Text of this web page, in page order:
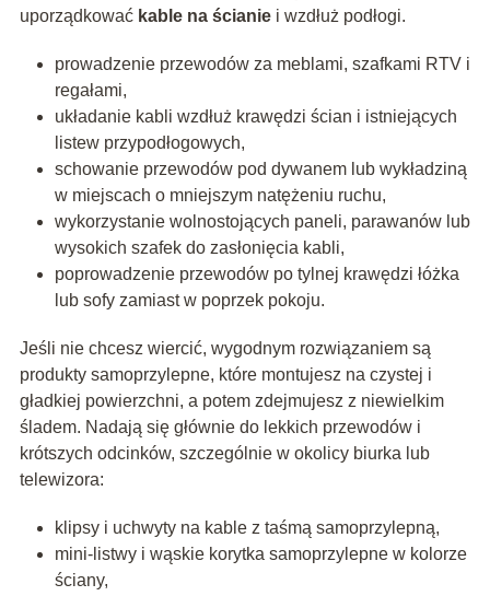
uporządkować kable na ścianiei wzdłuż podłogi.
prowadzenie przewodów za meblami, szafkami RTV i
regałami,
układanie kabli wzdłuż krawędzi ścian i istniejących
listew przypodłogowych,
schowanie przewodów pod dywanem lub wykładziną
w miejscach o mniejszym natężeniu ruchu,
wykorzystanie wolnostojących paneli, parawanów lub
wysokich szafek do zasłonięcia kabli,
poprowadzenie przewodów po tylnej krawędzi łóżka
lub sofy zamiast w poprzek pokoju.
Jeśli nie chcesz wiercić, wygodnym rozwiązaniem są
produkty samoprzylepne, które montujesz na czystej i
gładkiej powierzchni, a potem zdejmujesz z niewielkim
śladem. Nadają się głównie do lekkich przewodów i
krótszych odcinków, szczególnie w okolicy biurka lub
telewizora:
klipsy i uchwyty na kable z taśmą samoprzylepną,
mini-listwy i wąskie korytka samoprzylepne w kolorze
ściany,